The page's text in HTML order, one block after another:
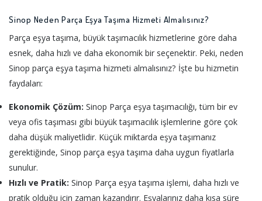
Sinop Neden Parça Eşya Taşıma Hizmeti Almalısınız?
Parça eşya taşıma, büyük taşımacılık hizmetlerine göre daha
esnek, daha hızlı ve daha ekonomik bir seçenektir. Peki, neden
Sinop parça eşya taşıma hizmeti almalısınız? İşte bu hizmetin
faydaları:
Ekonomik Çözüm: Sinop Parça eşya taşımacılığı, tüm bir ev
veya ofis taşıması gibi büyük taşımacılık işlemlerine göre çok
daha düşük maliyetlidir. Küçük miktarda eşya taşımanız
gerektiğinde, Sinop parça eşya taşıma daha uygun fiyatlarla
sunulur.
Hızlı ve Pratik: Sinop Parça eşya taşıma işlemi, daha hızlı ve
pratik olduğu için zaman kazandırır. Eşyalarınız daha kısa süre